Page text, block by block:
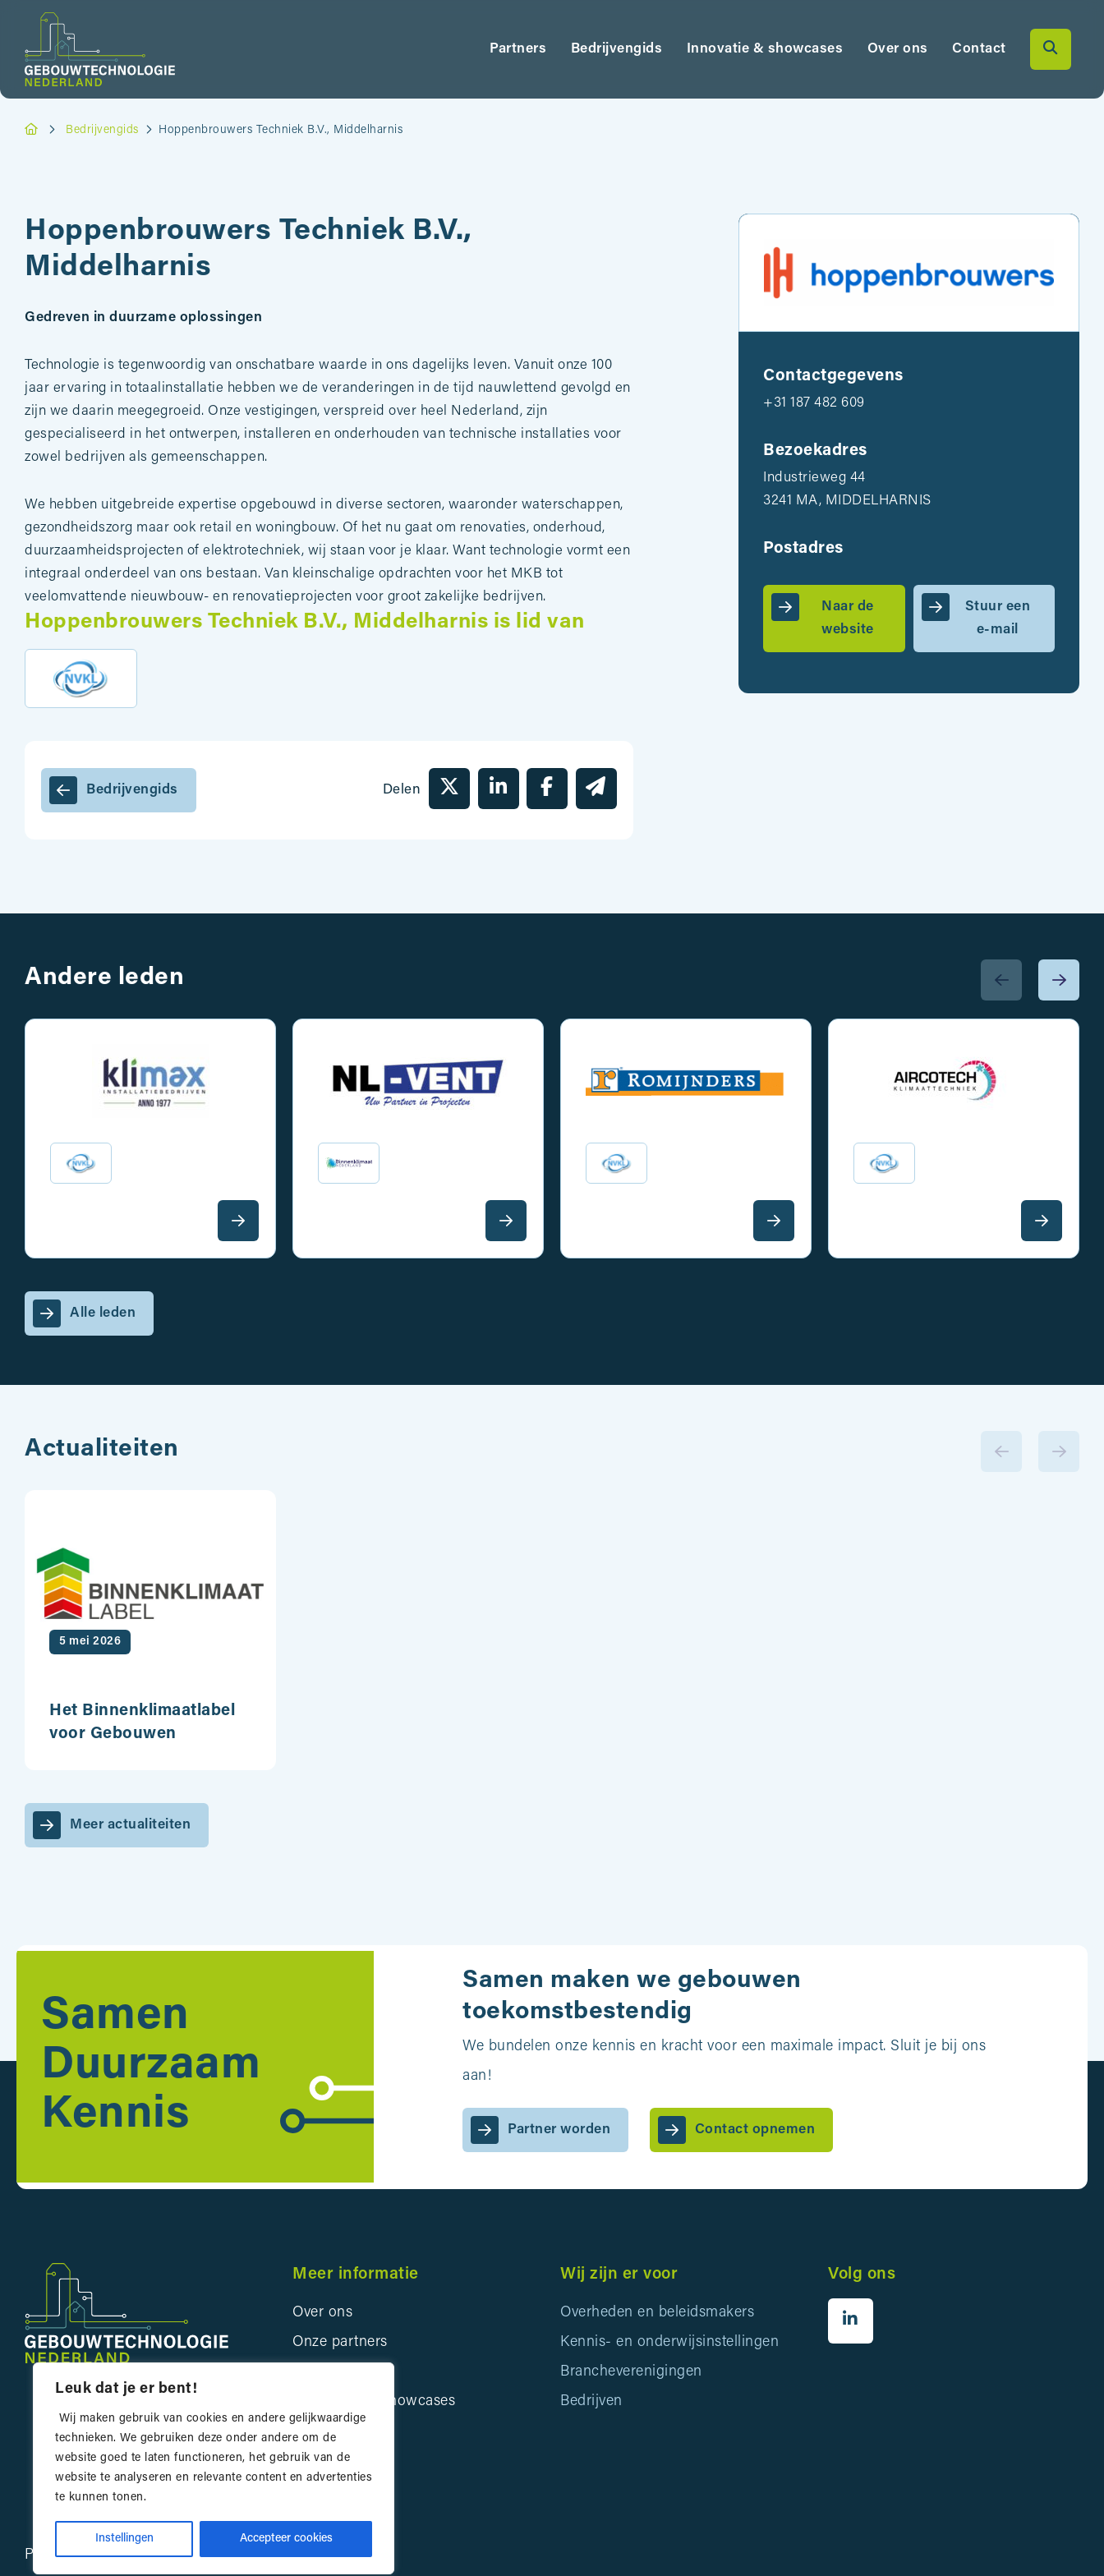
Leuk dat je er bent!
Wij maken gebruik van cookies en andere gelijkwaardige
technieken. We gebruiken deze onder andere om de
website goed te laten functioneren, het gebruik van de
website te analyseren en relevante content en advertenties
te kunnen tonen.
Instellingen Accepteer cookies
Partners Bedrijvengids Innovatie & showcases Over ons Contact
Bedrijvengids Hoppenbrouwers Techniek B.V., Middelharnis
Hoppenbrouwers Techniek B.V.,
Middelharnis
Gedreven in duurzame oplossingen
Technologie is tegenwoordig van onschatbare waarde in ons dagelijks leven. Vanuit onze 100
jaar ervaring in totaalinstallatie hebben we de veranderingen in de tijd nauwlettend gevolgd en
zijn we daarin meegegroeid. Onze vestigingen, verspreid over heel Nederland, zijn
gespecialiseerd in het ontwerpen, installeren en onderhouden van technische installaties voor
zowel bedrijven als gemeenschappen.
We hebben uitgebreide expertise opgebouwd in diverse sectoren, waaronder waterschappen,
gezondheidszorg maar ook retail en woningbouw. Of het nu gaat om renovaties, onderhoud,
duurzaamheidsprojecten of elektrotechniek, wij staan voor je klaar. Want technologie vormt een
integraal onderdeel van ons bestaan. Van kleinschalige opdrachten voor het MKB tot
veelomvattende nieuwbouw- en renovatieprojecten voor groot zakelijke bedrijven.
Hoppenbrouwers Techniek B.V., Middelharnis is lid van
Bedrijvengids Delen
Contactgegevens
+31 187 482 609
Bezoekadres
Industrieweg 44
3241 MA, MIDDELHARNIS
Postadres
Naar de
website
Stuur een
e-mail
Andere leden
Alle leden
Actualiteiten
5 mei 2026
Het Binnenklimaatlabel
voor Gebouwen
Meer actualiteiten
Samen
Duurzaam
Kennis
Samen maken we gebouwen
toekomstbestendig
We bundelen onze kennis en kracht voor een maximale impact. Sluit je bij ons
aan!
Partner worden Contact opnemen
Meer informatie
Over ons
Onze partners
Innovatie en Showcases
Contact
Wij zijn er voor
Overheden en beleidsmakers
Kennis- en onderwijsinstellingen
Brancheverenigingen
Bedrijven
Volg ons
Privacyverklaring Website doorBonsai media